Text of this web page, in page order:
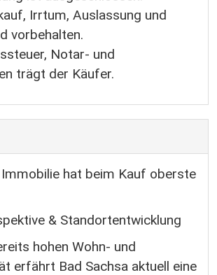
Irrtum, Auslassung und
vorbehalten.
Notar- und
trägt der Käufer.
Immobilie hat beim Kauf oberste
& Standortentwicklung
hohen Wohn- und
erfährt Bad Sachsa aktuell eine